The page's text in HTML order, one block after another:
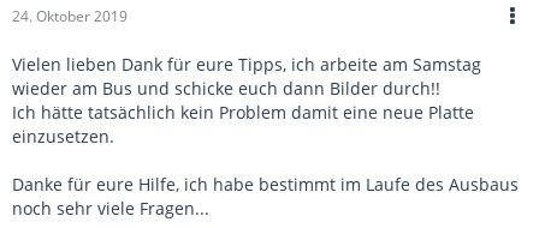
24. Oktober 2019
Vielen lieben Dank für eure Tipps, ich arbeite am Samstag
wieder am Bus und schicke euch dann Bilder durch!!
Ich hätte tatsächlich kein Problem damit eine neue Platte
einzusetzen.
Danke für eure Hilfe, ich habe bestimmt im Laufe des Ausbaus
noch sehr viele Fragen...